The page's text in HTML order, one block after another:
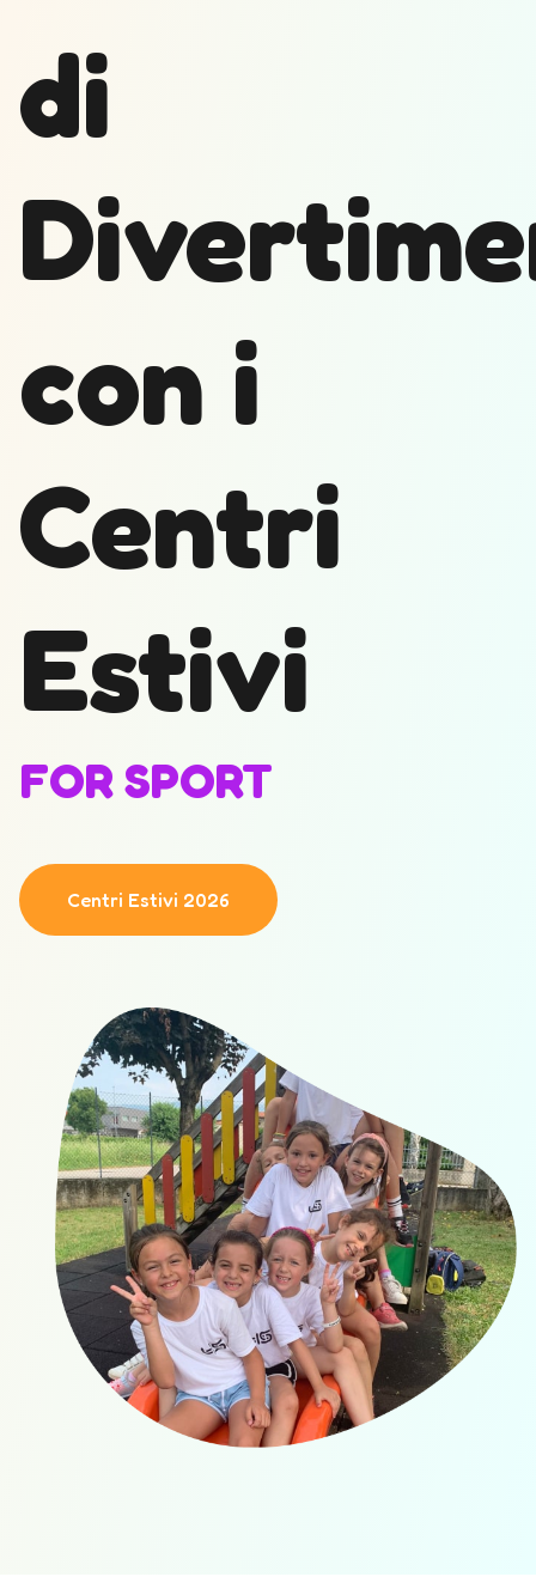
di
con i
Centri
Estivi
FOR SPORT
Centri Estivi 2026